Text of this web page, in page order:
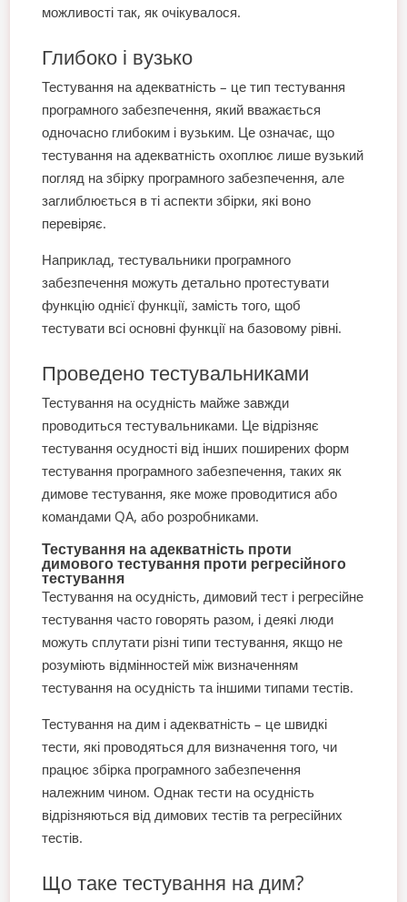
можливості так, як очікувалося.
Глибоко і вузько
Тестування на адекватність – це тип тестування
програмного забезпечення, який вважається
одночасно глибоким і вузьким. Це означає, що
тестування на адекватність охоплює лише вузький
погляд на збірку програмного забезпечення, але
заглиблюється в ті аспекти збірки, які воно
перевіряє.
Наприклад, тестувальники програмного
забезпечення можуть детально протестувати
функцію однієї функції, замість того, щоб
тестувати всі основні функції на базовому рівні.
Проведено тестувальниками
Тестування на осудність майже завжди
проводиться тестувальниками. Це відрізняє
тестування осудності від інших поширених форм
тестування програмного забезпечення, таких як
димове тестування, яке може проводитися або
командами QA, або розробниками.
Тестування на адекватність проти
димового тестування проти регресійного
тестування
Тестування на осудність, димовий тест і регресійне
тестування часто говорять разом, і деякі люди
можуть сплутати різні типи тестування, якщо не
розуміють відмінностей між визначенням
тестування на осудність та іншими типами тестів.
Тестування на дим і адекватність – це швидкі
тести, які проводяться для визначення того, чи
працює збірка програмного забезпечення
належним чином. Однак тести на осудність
відрізняються від димових тестів та регресійних
тестів.
Що таке тестування на дим?